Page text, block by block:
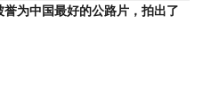
誉为中国最好的公路片，拍出了